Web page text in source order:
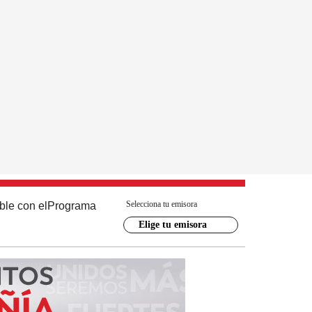
con el Programa Selecciona tu emisora
Elige tu emisora